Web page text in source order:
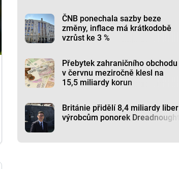
ČNB ponechala sazby beze
změny, inflace má krátkodobě
vzrůst ke 3 %
Přebytek zahraničního obchodu
v červnu meziročně klesl na
15,5 miliardy korun
Británie přidělí 8,4 miliardy liber
výrobcům ponorek Dreadnought